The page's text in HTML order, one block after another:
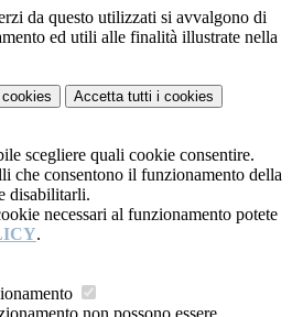
da questo utilizzati si avvalgono di
ed utili alle finalità illustrate nella
Accetta tutti i cookies
scegliere quali cookie consentire.
che consentono il funzionamento della
disabilitarli.
necessari al funzionamento potete
.
non possono essere